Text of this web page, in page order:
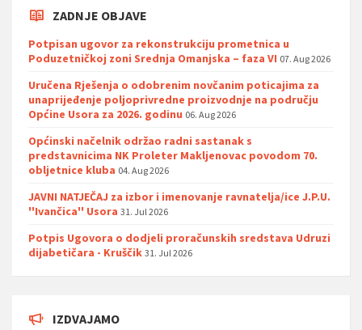
ZADNJE OBJAVE
Potpisan ugovor za rekonstrukciju prometnica u
Poduzetničkoj zoni Srednja Omanjska – faza VI 07. Aug 2026
Uručena Rješenja o odobrenim novčanim poticajima za
unaprijeđenje poljoprivredne proizvodnje na području
Općine Usora za 2026. godinu 06. Aug 2026
Općinski načelnik održao radni sastanak s
predstavnicima NK Proleter Makljenovac povodom 70.
obljetnice kluba 04. Aug 2026
JAVNI NATJEČAJ za izbor i imenovanje ravnatelja/ice J.P.U.
''Ivančica'' Usora 31. Jul 2026
Potpis Ugovora o dodjeli proračunskih sredstava Udruzi
dijabetičara - Kruščik 31. Jul 2026
IZDVAJAMO